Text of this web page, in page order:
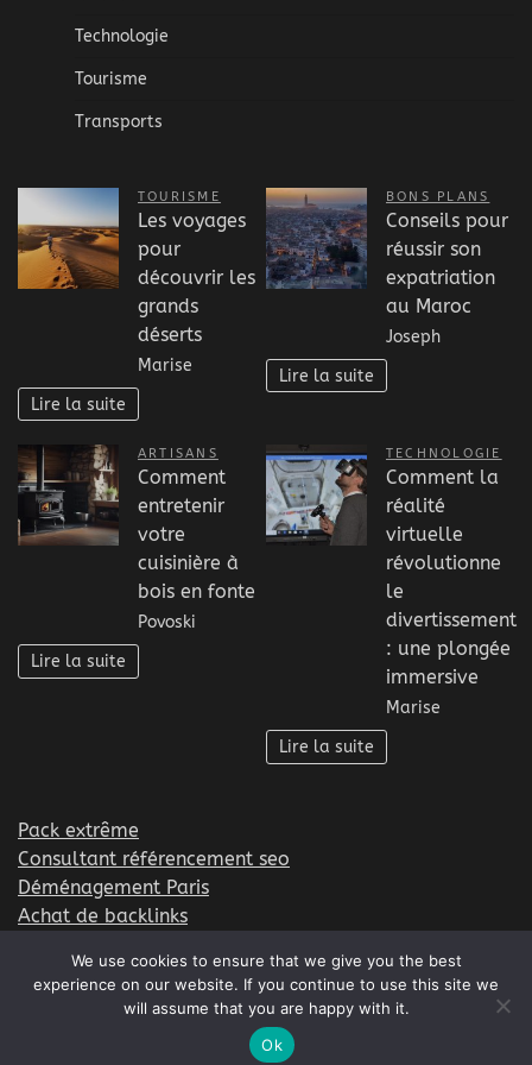
Technologie
Tourisme
Transports
TOURISME
Les voyages
pour
découvrir les
grands
déserts
Marise
Lire la suite
BONS PLANS
Conseils pour
réussir son
expatriation
au Maroc
Joseph
Lire la suite
ARTISANS
Comment
entretenir
votre
cuisinière à
bois en fonte
Povoski
Lire la suite
TECHNOLOGIE
Comment la
réalité
virtuelle
révolutionne
le
divertissement
: une plongée
immersive
Marise
Lire la suite
Pack extrême
Consultant référencement seo
Déménagement Paris
Achat de backlinks
Copyright © 2026as tu lu les dernières informations
Theme: Web News By
We use cookies to ensure that we give you the best
experience on our website. If you continue to use this site we
will assume that you are happy with it.
Ok